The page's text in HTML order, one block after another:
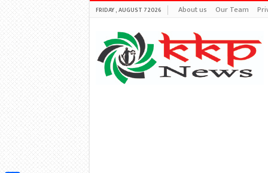
FRIDAY , AUGUST 7 2026 About us Our Team